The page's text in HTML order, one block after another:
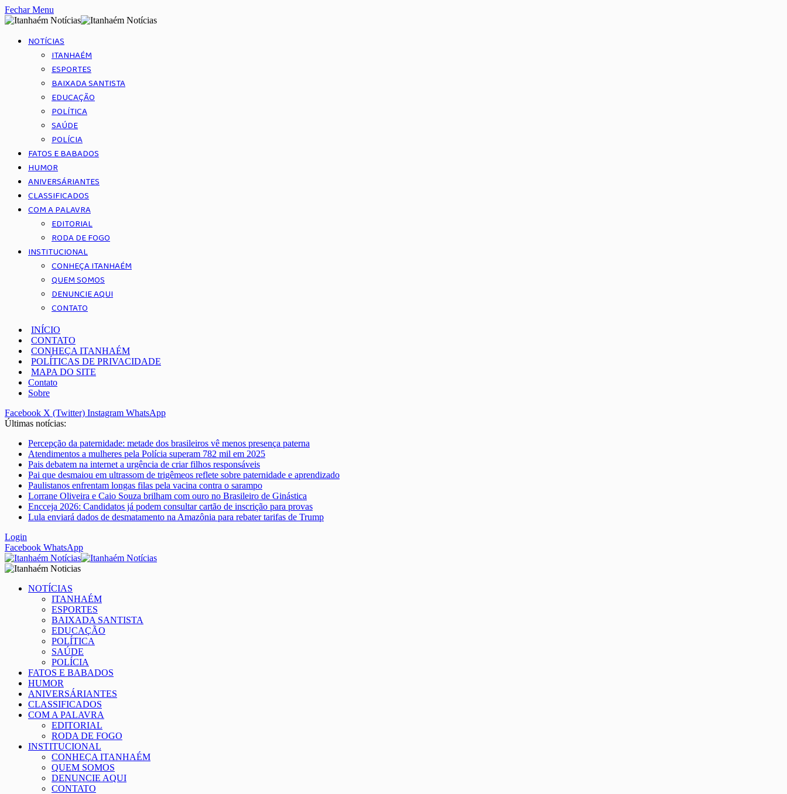
Fechar Menu
NOTÍCIAS
ITANHAÉM
ESPORTES
BAIXADA SANTISTA
EDUCAÇÃO
POLÍTICA
SAÚDE
POLÍCIA
FATOS E BABADOS
HUMOR
ANIVERSÁRIANTES
CLASSIFICADOS
COM A PALAVRA
EDITORIAL
RODA DE FOGO
INSTITUCIONAL
CONHEÇA ITANHAÉM
QUEM SOMOS
DENUNCIE AQUI
CONTATO
INÍCIO
CONTATO
CONHEÇA ITANHAÉM
POLÍTICAS DE PRIVACIDADE
MAPA DO SITE
Contato
Sobre
Facebook X (Twitter) Instagram WhatsApp
Últimas notícias:
Percepção da paternidade: metade dos brasileiros vê menos presença paterna
Atendimentos a mulheres pela Polícia superam 782 mil em 2025
Pais debatem na internet a urgência de criar filhos responsáveis
Pai que desmaiou em ultrassom de trigêmeos reflete sobre paternidade e aprendizado
Paulistanos enfrentam longas filas pela vacina contra o sarampo
Lorrane Oliveira e Caio Souza brilham com ouro no Brasileiro de Ginástica
Encceja 2026: Candidatos já podem consultar cartão de inscrição para provas
Lula enviará dados de desmatamento na Amazônia para rebater tarifas de Trump
Login
Facebook WhatsApp
NOTÍCIAS
ITANHAÉM
ESPORTES
BAIXADA SANTISTA
EDUCAÇÃO
POLÍTICA
SAÚDE
POLÍCIA
FATOS E BABADOS
HUMOR
ANIVERSÁRIANTES
CLASSIFICADOS
COM A PALAVRA
EDITORIAL
RODA DE FOGO
INSTITUCIONAL
CONHEÇA ITANHAÉM
QUEM SOMOS
DENUNCIE AQUI
CONTATO